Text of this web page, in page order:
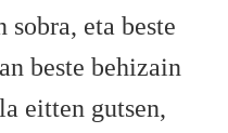
sobra, eta beste
beste behizain
eitten gutsen,